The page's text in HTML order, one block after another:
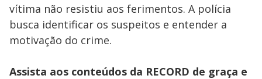
vítima não resistiu aos ferimentos. A polícia
busca identificar os suspeitos e entender a
motivação do crime.
Assista aos conteúdos da RECORD de graça e